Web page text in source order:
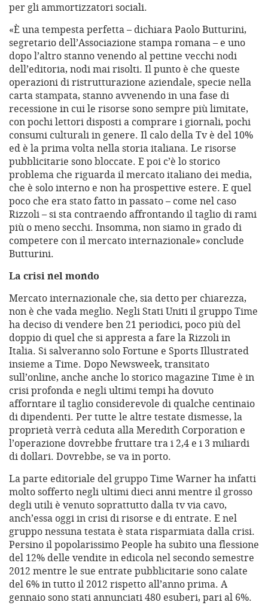
per gli ammortizzatori sociali.
«È una tempesta perfetta – dichiara Paolo Butturini,
segretario dell’Associazione stampa romana – e uno
dopo l’altro stanno venendo al pettine vecchi nodi
dell’editoria, nodi mai risolti. Il punto è che queste
operazioni di ristrutturazione aziendale, specie nella
carta stampata, stanno avvenendo in una fase di
recessione in cui le risorse sono sempre più limitate,
con pochi lettori disposti a comprare i giornali, pochi
consumi culturali in genere. Il calo della Tv è del 10%
ed è la prima volta nella storia italiana. Le risorse
pubblicitarie sono bloccate. E poi c’è lo storico
problema che riguarda il mercato italiano dei media,
che è solo interno e non ha prospettive estere. E quel
poco che era stato fatto in passato – come nel caso
Rizzoli – si sta contraendo affrontando il taglio di rami
più o meno secchi. Insomma, non siamo in grado di
competere con il mercato internazionale» conclude
Butturini.
La crisi nel mondo
Mercato internazionale che, sia detto per chiarezza,
non è che vada meglio. Negli Stati Uniti il gruppo Time
ha deciso di vendere ben 21 periodici, poco più del
doppio di quel che si appresta a fare la Rizzoli in
Italia. Si salveranno solo Fortune e Sports Illustrated
insieme a Time. Dopo Newsweek, transitato
sull’online, anche anche lo storico magazine Time è in
crisi profonda e negli ultimi tempi ha dovuto
afforntare il taglio considerevole di qualche centinaio
di dipendenti. Per tutte le altre testate dismesse, la
proprietà verrà ceduta alla Meredith Corporation e
l’operazione dovrebbe fruttare tra i 2,4 e i 3 miliardi
di dollari. Dovrebbe, se va in porto.
La parte editoriale del gruppo Time Warner ha infatti
molto sofferto negli ultimi dieci anni mentre il grosso
degli utili è venuto soprattutto dalla tv via cavo,
anch’essa oggi in crisi di risorse e di entrate. E nel
gruppo nessuna testata è stata risparmiata dalla crisi.
Persino il popolarissimo People ha subito una flessione
del 12% delle vendite in edicola nel secondo semestre
2012 mentre le sue entrate pubblicitarie sono calate
del 6% in tutto il 2012 rispetto all’anno prima. A
gennaio sono stati annunciati 480 esuberi, pari al 6%.